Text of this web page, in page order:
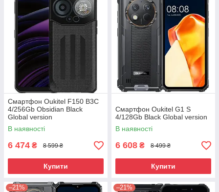
Смартфон Oukitel F150 B3C
4/256Gb Obsidian Black
Global version
В наявності
6 474 ₴ 8 599 ₴
Купити
Смартфон Oukitel G1 S
4/128Gb Black Global version
В наявності
6 608 ₴ 8 499 ₴
Купити
–21% –21%